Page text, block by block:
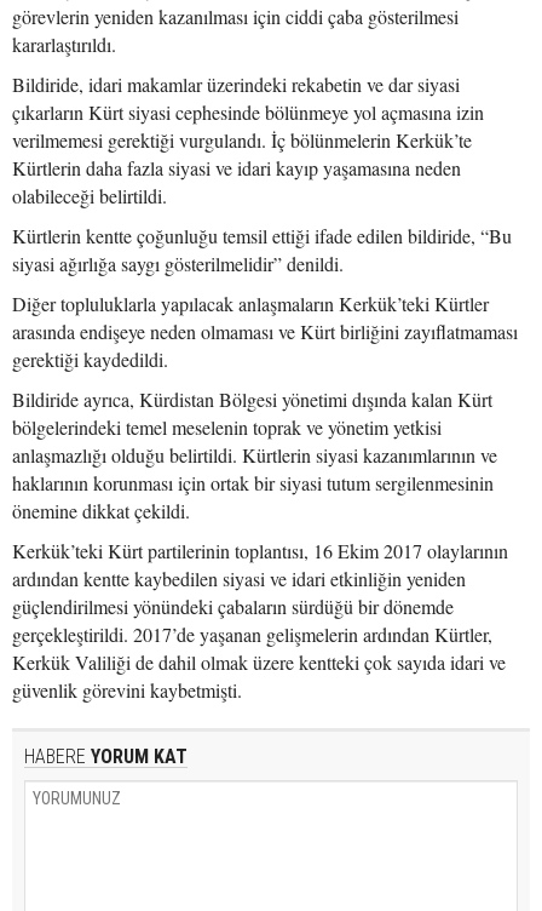
görevlerin yeniden kazanılması için ciddi çaba gösterilmesi
kararlaştırıldı.
Bildiride, idari makamlar üzerindeki rekabetin ve dar siyasi
çıkarların Kürt siyasi cephesinde bölünmeye yol açmasına izin
verilmemesi gerektiği vurgulandı. İç bölünmelerin Kerkük’te
Kürtlerin daha fazla siyasi ve idari kayıp yaşamasına neden
olabileceği belirtildi.
Kürtlerin kentte çoğunluğu temsil ettiği ifade edilen bildiride, “Bu
siyasi ağırlığa saygı gösterilmelidir” denildi.
Diğer topluluklarla yapılacak anlaşmaların Kerkük’teki Kürtler
arasında endişeye neden olmaması ve Kürt birliğini zayıflatmaması
gerektiği kaydedildi.
Bildiride ayrıca, Kürdistan Bölgesi yönetimi dışında kalan Kürt
bölgelerindeki temel meselenin toprak ve yönetim yetkisi
anlaşmazlığı olduğu belirtildi. Kürtlerin siyasi kazanımlarının ve
haklarının korunması için ortak bir siyasi tutum sergilenmesinin
önemine dikkat çekildi.
Kerkük’teki Kürt partilerinin toplantısı, 16 Ekim 2017 olaylarının
ardından kentte kaybedilen siyasi ve idari etkinliğin yeniden
güçlendirilmesi yönündeki çabaların sürdüğü bir dönemde
gerçekleştirildi. 2017’de yaşanan gelişmelerin ardından Kürtler,
Kerkük Valiliği de dahil olmak üzere kentteki çok sayıda idari ve
güvenlik görevini kaybetmişti.
HABERE YORUM KAT